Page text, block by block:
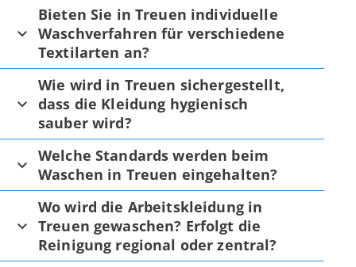
Bieten Sie in Treuen individuelle
Waschverfahren für verschiedene
Textilarten an?
Wie wird in Treuen sichergestellt,
dass die Kleidung hygienisch
sauber wird?
Welche Standards werden beim
Waschen in Treuen eingehalten?
Wo wird die Arbeitskleidung in
Treuen gewaschen? Erfolgt die
Reinigung regional oder zentral?